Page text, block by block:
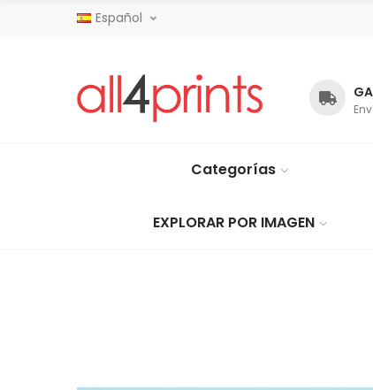
Español
Categorías
EXPLORAR POR IMAGEN